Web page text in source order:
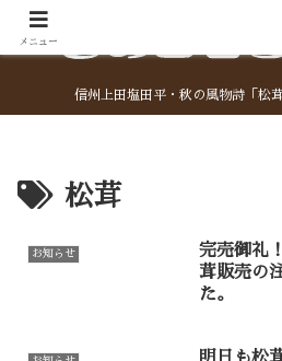
信州上田塩田平・秋の風物詩「松
松茸
お知らせ
完売御礼
茸販売の
た。
明日も松
メニュー